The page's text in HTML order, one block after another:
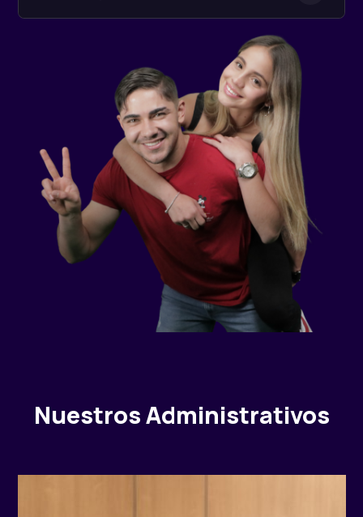
Nuestros Administrativos